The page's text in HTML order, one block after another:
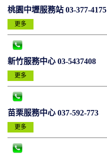
桃園中壢服務站 03-377-4175
更多
新竹服務中心 03-5437408
更多
苗栗服務中心 037-592-773
更多